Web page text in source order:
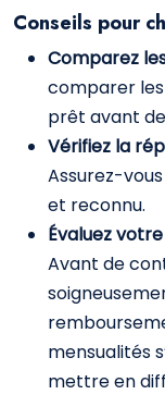
Conseils pour
Comparez
comparer
prêt avant
Vérifiez la
Assurez-
et reconnu.
Évaluez
Avant de
mensualités
mettre en